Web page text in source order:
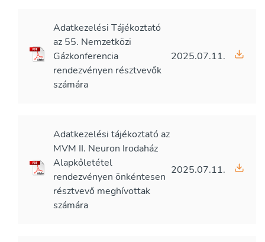
Adatkezelési Tájékoztató
az 55. Nemzetközi
Gázkonferencia
rendezvényen résztvevők
számára
2025.07.11.
Adatkezelési tájékoztató az
MVM II. Neuron Irodaház
Alapkőletétel
rendezvényen önkéntesen
résztvevő meghívottak
számára
2025.07.11.